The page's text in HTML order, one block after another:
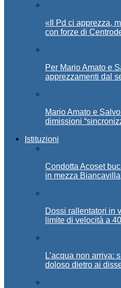
«Il Pd ci apprezza,
con forze di
Per Mario Amato e
apprezzamenti dal
Mario Amato e
dimissioni
Istituzioni
Condotta Acoset
in mezza Biancavilla
Dossi rallentatori in
limite di velocità a
L’acqua non arriva:
doloso dietro ai